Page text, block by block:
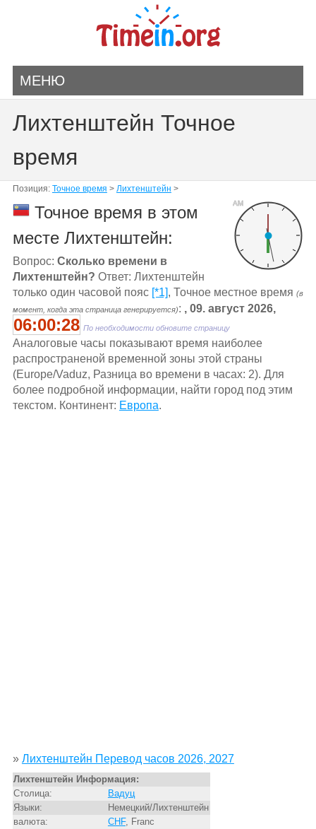
МЕНЮ
Лихтенштейн Точное
время
Позиция: Точное время > Лихтенштейн >
AM
Точное время в этом
месте Лихтенштейн:
Вопрос: Сколько времени в
Лихтенштейн? Ответ: Лихтенштейн
только один часовой пояс [*1], Точное местное время (в
момент, когда эта страница генерируется): , 09. август 2026,
06:00:28 По необходимости обновите страницу
Aналоговые часы показывают время наиболее
распространеной временной зоны этой страны
(Europe/Vaduz, Разница во времени в часах: 2). Для
более подробной информации, найти город под этим
текстом. Континент: Европа.
» Лихтенштейн Перевод часов 2026, 2027
Лихтенштейн Информация:
Столица:
Вадуц
Языки:
Немецкий/Лихтенштейн
валюта:
CHF, Franc